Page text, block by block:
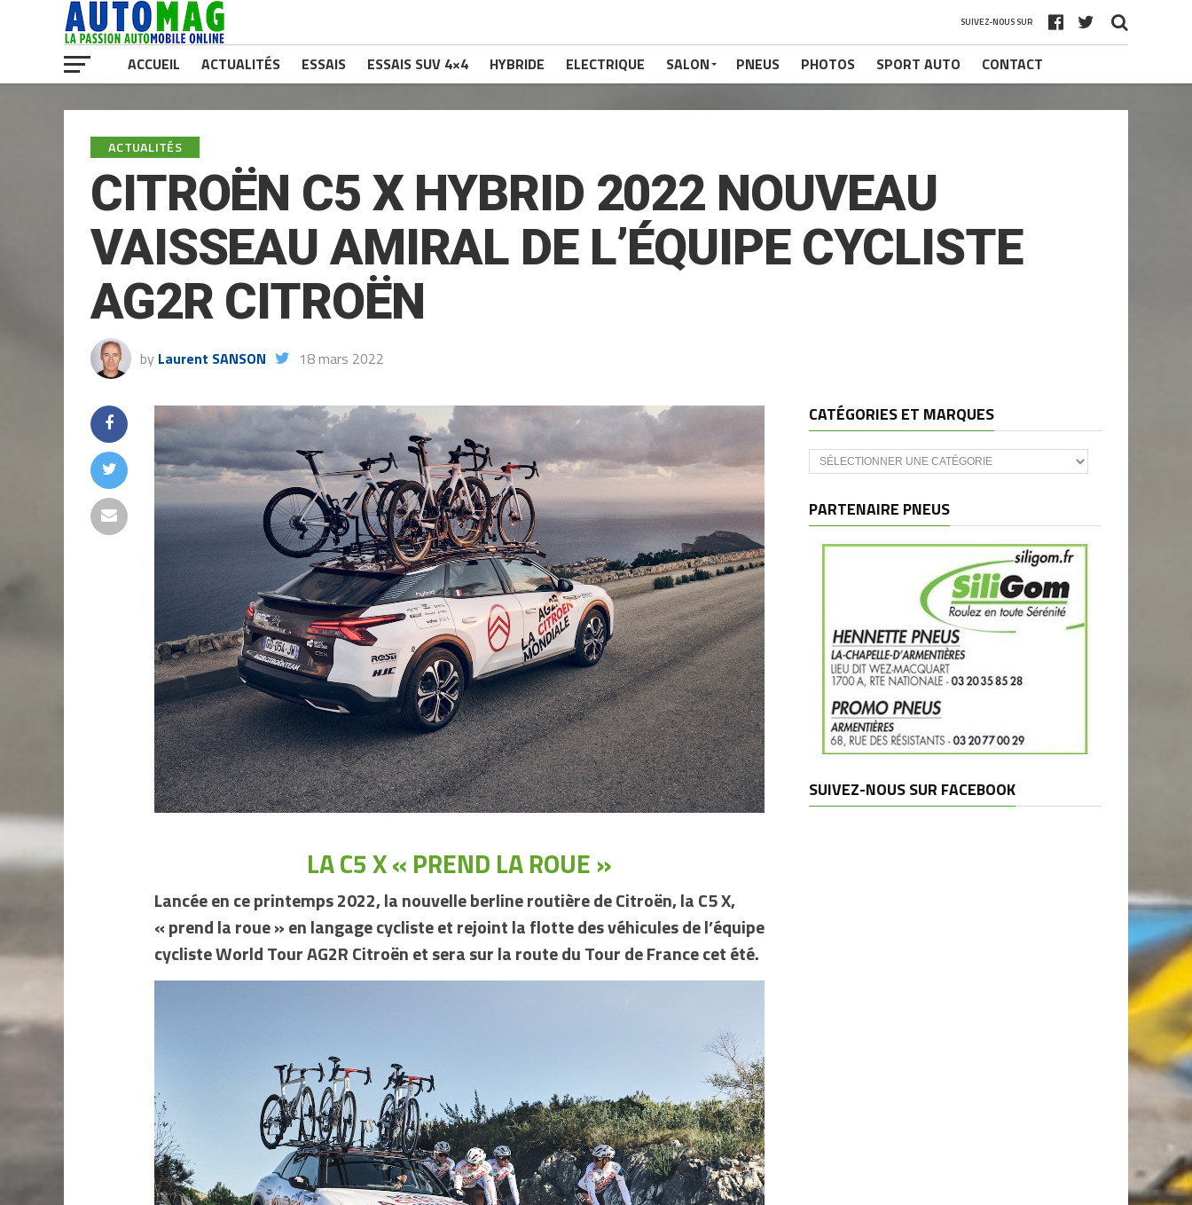
SUIVEZ-NOUS SUR
ACCUEIL ACTUALITÉS ESSAIS ESSAIS SUV 4×4 HYBRIDE ELECTRIQUE SALON PNEUS PHOTOS SPORT AUTO CONTACT
ACTUALITÉS
CITROËN C5 X HYBRID 2022 NOUVEAU
VAISSEAU AMIRAL DE L’ÉQUIPE CYCLISTE
AG2R CITROËN
by Laurent SANSON 18 mars 2022
LA C5 X « PREND LA ROUE »
Lancée en ce printemps 2022, la nouvelle berline routière de Citroën, la C5 X,
« prend la roue » en langage cycliste et rejoint la flotte des véhicules de l’équipe
cycliste World Tour AG2R Citroën et sera sur la route du Tour de France cet été.
CATÉGORIES ET MARQUES
Catégories
et
PARTENAIRE PNEUS
SUIVEZ-NOUS SUR FACEBOOK